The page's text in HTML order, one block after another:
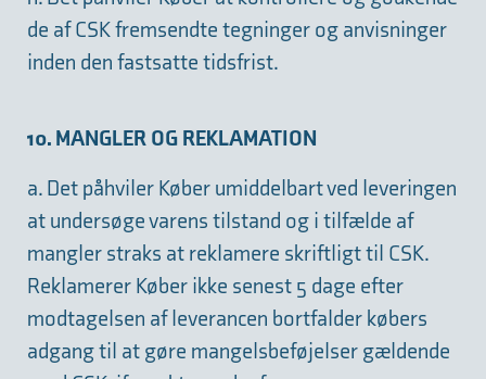
de af CSK fremsendte tegninger og anvisninger
inden den fastsatte tidsfrist.
10. MANGLER OG REKLAMATION
a. Det påhviler Køber umiddelbart ved leveringen
at undersøge varens tilstand og i tilfælde af
mangler straks at reklamere skriftligt til CSK.
Reklamerer Køber ikke senest 5 dage efter
modtagelsen af leverancen bortfalder købers
adgang til at gøre mangelsbeføjelser gældende